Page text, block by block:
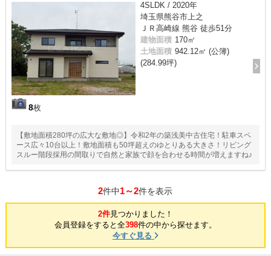
8枚
4SLDK / 2020年
埼玉県熊谷市上之
ＪＲ高崎線 熊谷 徒歩51分
建物面積 170㎡
土地面積 942.12㎡ (公簿)
(284.99坪)
【敷地面積280坪の広大な敷地◎】令和2年の築浅美中古住宅！駐車スペ
ース広々10台以上！敷地面積も50坪超えのゆとりある大きさ！リビング
スルー階段採用の間取りで自然と家族で顔を合わせる時間が増えますね♪
2件中1～2件を表示
2件見つかりました！
会員登録をすると全398件の中から探せます。
今すぐ見る